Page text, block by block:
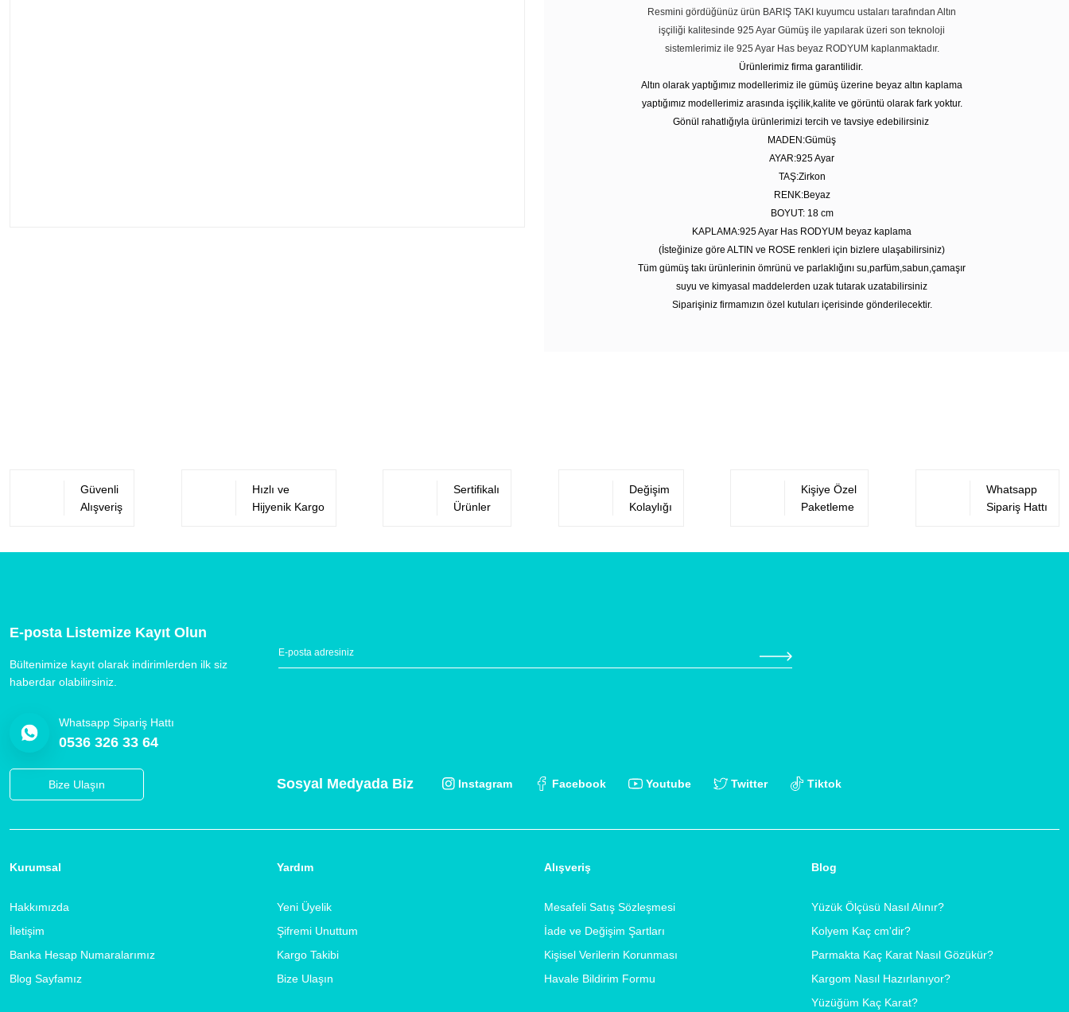
Resmini gördüğünüz ürün BARIŞ TAKI kuyumcu ustaları tarafından Altın
işçiliği kalitesinde 925 Ayar Gümüş ile yapılarak üzeri son teknoloji
sistemlerimiz ile 925 Ayar Has beyaz RODYUM kaplanmaktadır.
Ürünlerimiz firma garantilidir.
Altın olarak yaptığımız modellerimiz ile gümüş üzerine beyaz altın kaplama
yaptığımız modellerimiz arasında işçilik,kalite ve görüntü olarak fark yoktur.
Gönül rahatlığıyla ürünlerimizi tercih ve tavsiye edebilirsiniz
MADEN:Gümüş
AYAR:925 Ayar
TAŞ:Zirkon
RENK:Beyaz
BOYUT: 18 cm
KAPLAMA:925 Ayar Has RODYUM beyaz kaplama
(İsteğinize göre ALTIN ve ROSE renkleri için bizlere ulaşabilirsiniz)
Tüm gümüş takı ürünlerinin ömrünü ve parlaklığını su,parfüm,sabun,çamaşır
suyu ve kimyasal maddelerden uzak tutarak uzatabilirsiniz
Siparişiniz firmamızın özel kutuları içerisinde gönderilecektir.
Güvenli
Alışveriş
Hızlı ve
Hijyenik Kargo
Sertifikalı
Ürünler
Değişim
Kolaylığı
Kişiye Özel
Paketleme
Whatsapp
Sipariş Hattı
E-posta Listemize Kayıt Olun
Bültenimize kayıt olarak indirimlerden ilk siz
haberdar olabilirsiniz.
Whatsapp Sipariş Hattı
0536 326 33 64
Bize Ulaşın Sosyal Medyada Biz Instagram Facebook Youtube Twitter Tiktok
Kurumsal
Hakkımızda
İletişim
Banka Hesap Numaralarımız
Blog Sayfamız
Yardım
Yeni Üyelik
Şifremi Unuttum
Kargo Takibi
Bize Ulaşın
Alışveriş
Mesafeli Satış Sözleşmesi
İade ve Değişim Şartları
Kişisel Verilerin Korunması
Havale Bildirim Formu
Blog
Yüzük Ölçüsü Nasıl Alınır?
Kolyem Kaç cm'dir?
Parmakta Kaç Karat Nasıl Gözükür?
Kargom Nasıl Hazırlanıyor?
Yüzüğüm Kaç Karat?